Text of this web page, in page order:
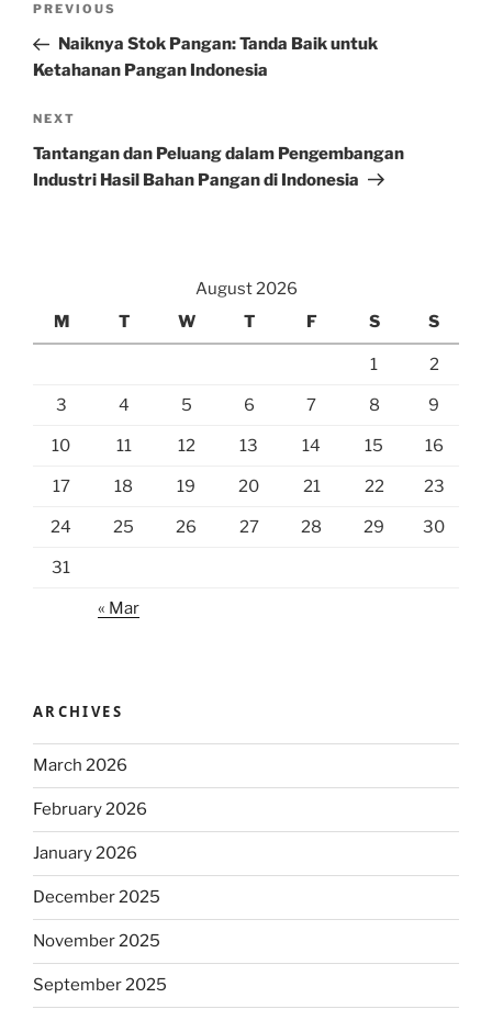
Previous
Post
PREVIOUS
Naiknya Stok Pangan: Tanda Baik untuk
Ketahanan Pangan Indonesia
Next
Post
NEXT
Tantangan dan Peluang dalam Pengembangan
Industri Hasil Bahan Pangan di Indonesia
August 2026
M
T W T F S S
1 2
3 4 5 6 7 8 9
10 11 12 13 14 15 16
17 18 19 20 21 22 23
24 25 26 27 28 29 30
31
« Mar
ARCHIVES
March 2026
February 2026
January 2026
December 2025
November 2025
September 2025